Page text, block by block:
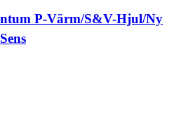
P-Värm/S&V-Hjul/Ny